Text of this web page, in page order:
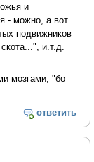
и
- можно, а вот
подвижников
и.т.д.
мозгами, "бо
ответить